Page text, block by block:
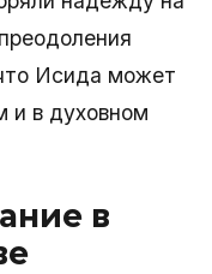
Исида может
и в духовном
в